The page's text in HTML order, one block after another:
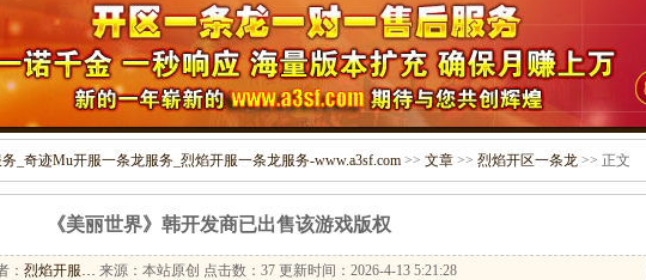
_奇迹Mu开服一条龙服务_烈焰开服一条龙服务-www.a3sf.com >> 文章 >> 烈焰开区一条龙 >> 正文
《美丽世界》韩开发商已出售该游戏版权
： 烈焰开服… 来源：本站原创 点击数： 37 更新时间：2026-4-13 5:21:28